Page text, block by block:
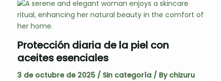
Protección diaria de la piel con
aceites esenciales
3 de octubre de 2025 / Sin categoría / By chizuru